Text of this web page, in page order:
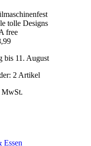
tolle Designs
free
bis 11. August
2 Artikel
MwSt.
Essen